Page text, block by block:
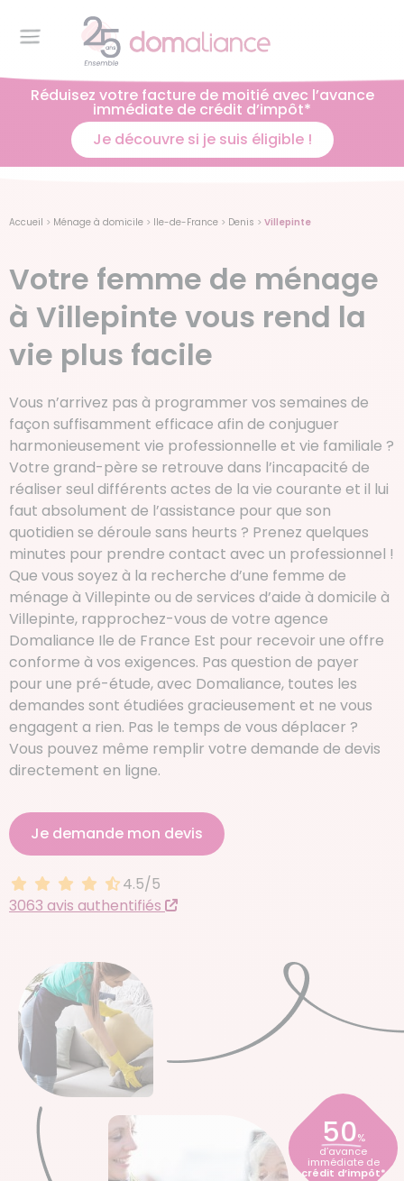
Réduisez votre facture de moitié avec l’avance
immédiate de crédit d’impôt*
Je découvre si je suis éligible !
Accueil > Ménage à domicile > Ile-de-France > Denis > Villepinte
Votre femme de ménage
à Villepinte vous rend la
vie plus facile
Vous n’arrivez pas à programmer vos semaines de
façon suffisamment efficace afin de conjuguer
harmonieusement vie professionnelle et vie familiale ?
Votre grand-père se retrouve dans l’incapacité de
réaliser seul différents actes de la vie courante et il lui
faut absolument de l’assistance pour que son
quotidien se déroule sans heurts ? Prenez quelques
minutes pour prendre contact avec un professionnel !
Que vous soyez à la recherche d’une femme de
ménage à Villepinte ou de services d’aide à domicile à
Villepinte, rapprochez-vous de votre agence
Domaliance Ile de France Est pour recevoir une offre
conforme à vos exigences. Pas question de payer
pour une pré-étude, avec Domaliance, toutes les
demandes sont étudiées gracieusement et ne vous
engagent a rien. Pas le temps de vous déplacer ?
Vous pouvez même remplir votre demande de devis
directement en ligne.
Je demande mon devis
4.5 sur 5
4.5/5
3063 avis authentifiés
50%
d’avance
immédiate de
crédit d’impôt*